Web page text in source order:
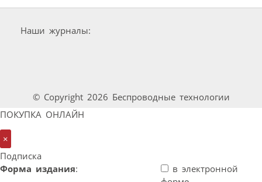
Наши журналы:
© Copyright 2026 Беспроводные технологии
ПОКУПКА ОНЛАЙН
×
Подписка
Форма издания:
в электронной